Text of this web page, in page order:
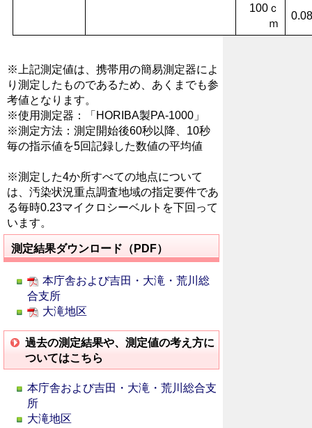
100ｃ
ｍ
※上記測定値は、携帯用の簡易測定器によ
り測定したものであるため、あくまでも参
考値となります。
※使用測定器：「HORIBA製PA-1000」
※測定方法：測定開始後60秒以降、10秒
毎の指示値を5回記録した数値の平均値
※測定した4か所すべての地点について
は、汚染状況重点調査地域の指定要件であ
る毎時0.23マイクロシーベルトを下回って
います。
測定結果ダウンロード（PDF）
本庁舎および吉田・大滝・荒川総
合支所
大滝地区
過去の測定結果や、測定値の考え方に
ついてはこちら
本庁舎および吉田・大滝・荒川総合支
所
大滝地区